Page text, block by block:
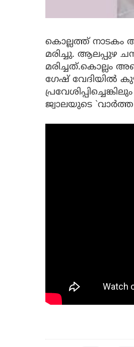
കൊല്ലത്ത് നാടകം
മരിച്ചു. ആലപ്പുഴ
മരിച്ചത്.കൊല്ലം
ഗേഷ് വേദിയിൽ
ജ്വാലയുടെ